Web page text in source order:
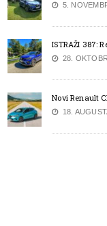
5.
ISTRAŽI 387:
28.
Novi Renault
18.